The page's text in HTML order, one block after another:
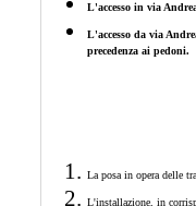
L'accesso in via
L'accesso da via
precedenza ai pedoni.
La posa in opera delle
L'installazione, in